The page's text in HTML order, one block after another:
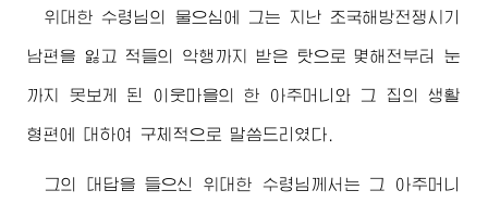
위대한 수령님의 물으심에 그는 지난 조국해방전쟁시기
남편을 잃고 적들의 악행까지 받은 탓으로 몇해전부터 눈
까지 못보게 된 이웃마을의 한 아주머니와 그 집의 생활
형편에 대하여 구체적으로 말씀드리였다.
그의 대답을 들으신 위대한 수령님께서 는 그 아주머니